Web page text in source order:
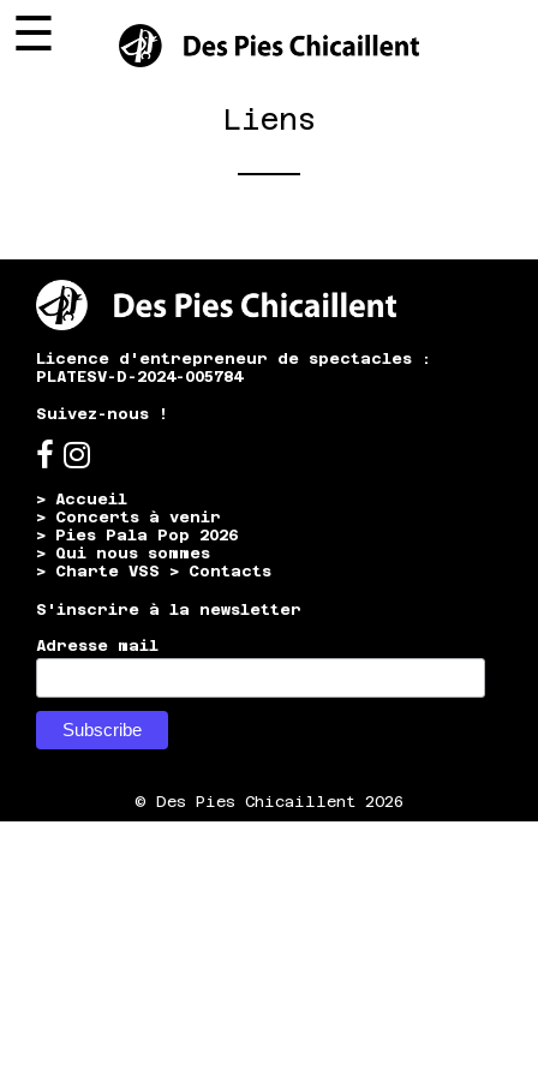
☰
Liens
Licence d'entrepreneur de spectacles :
PLATESV-D-2024-005784
Suivez-nous !
> Accueil
> Concerts à venir
> Pies Pala Pop 2026
> Qui nous sommes
> Charte VSS
> Contacts
S'inscrire à la newsletter
Adresse mail
© Des Pies Chicaillent 2026